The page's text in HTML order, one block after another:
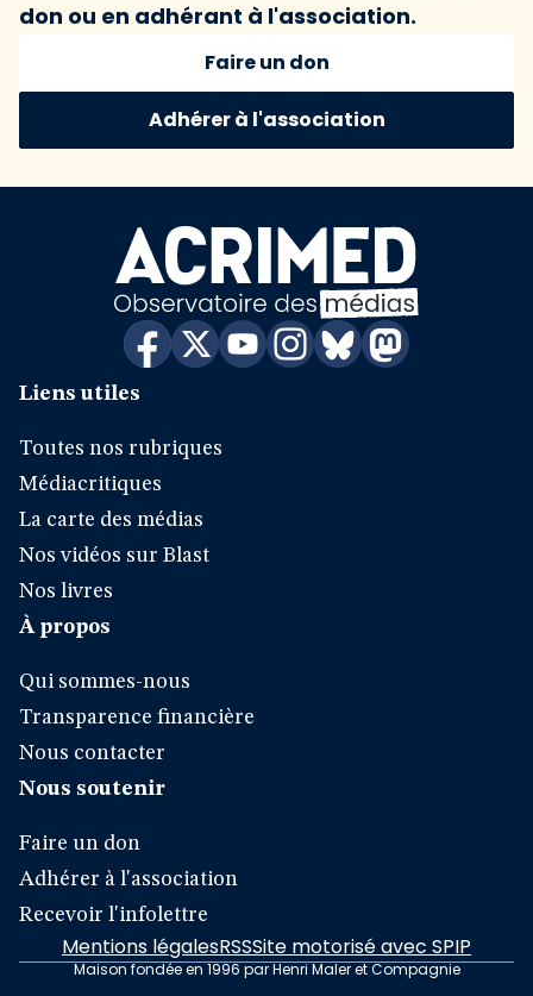
don ou en adhérant à l'association.
Faire un don
Adhérer à l'association
Liens utiles
Toutes nos rubriques
Médiacritiques
La carte des médias
Nos vidéos sur Blast
Nos livres
À propos
Qui sommes-nous
Transparence financière
Nous contacter
Nous soutenir
Faire un don
Adhérer à l'association
Recevoir l'infolettre
Mentions légalesRSSSite motorisé avec SPIP
Maison fondée en 1996 par Henri Maler et Compagnie